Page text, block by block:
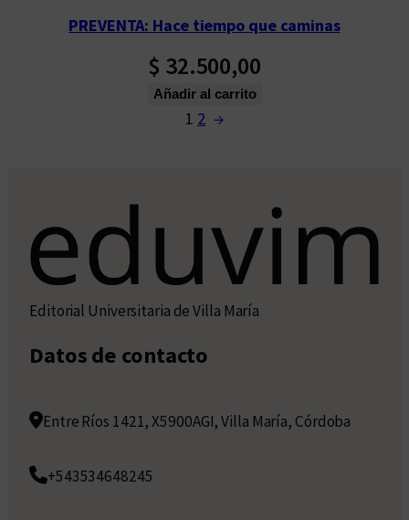
PREVENTA: Hace tiempo que caminas
$ 32.500,00
Añadir al carrito
1 2 →
Editorial Universitaria de Villa María
Datos de contacto
Entre Ríos 1421, X5900AGI, Villa María, Córdoba
+543534648245